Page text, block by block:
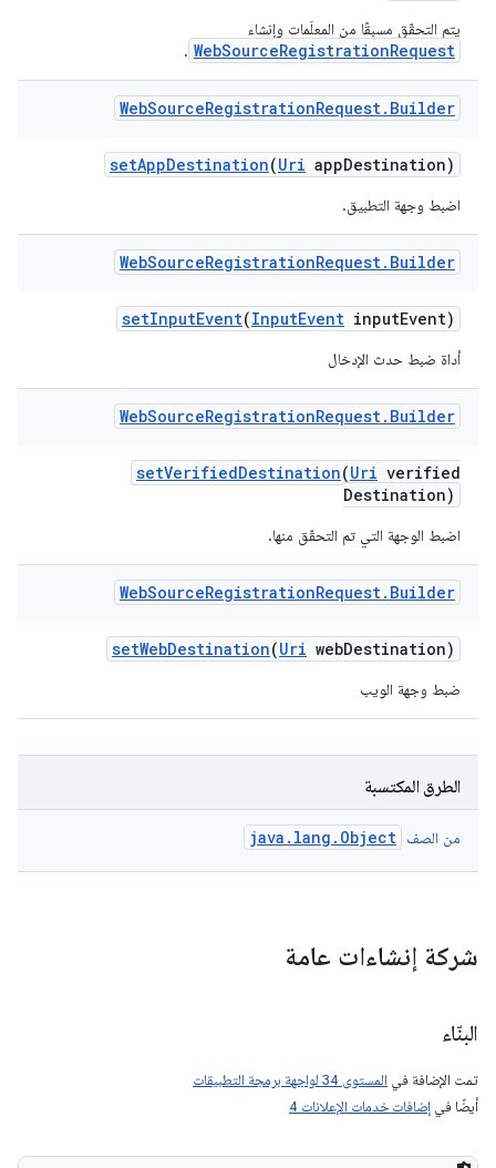
يتم التحقّق مسبقًا من المعلَمات وإنشاء
WebSourceRegistrationRequest
.
WebSourceRegistrationRequest. Builder
setAppDestination(Uri appDestination)
اضبط وجهة التطبيق.
WebSourceRegistrationRequest. Builder
setInputEvent(InputEvent inputEvent)
أداة ضبط حدث الإدخال
WebSourceRegistrationRequest. Builder
setVerifiedDestination(Uri verified
Destination)
اضبط الوجهة التي تم التحقّق منها.
WebSourceRegistrationRequest. Builder
setWebDestination(Uri webDestination)
ضبط وجهة الويب
الطرق المكتسبة
من الصف java.lang.Object
شركة إنشاءات عامة
البنّاء
تمت الإضافة في المستوى 34 لواجهة برمجة التطبيقات
أيضًا في إضافات خدمات الإعلانات 4